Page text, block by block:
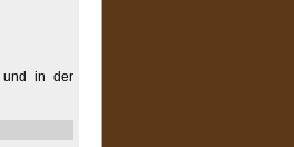
und in der